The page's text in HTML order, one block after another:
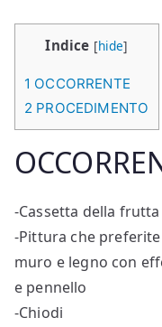
Indice [hide]
1 OCCORRENTE
2 PROCEDIMENTO
-Cassetta della frutta
-Pittura che
muro e legno con
e pennello
-Chiodi